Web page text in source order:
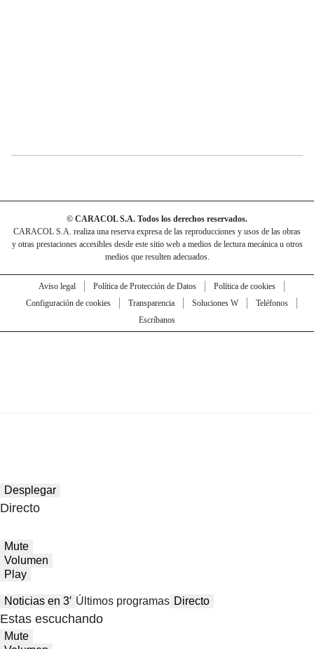
© CARACOL S.A. Todos los derechos reservados.
CARACOL S.A. realiza una reserva expresa de las reproducciones y usos de las obras
y otras prestaciones accesibles desde este sitio web a medios de lectura mecánica u otros
medios que resulten adecuados.
Aviso legal Política de Protección de Datos
Política de cookies
Configuración de cookies
Transparencia Soluciones W
Teléfonos
Escríbanos
Desplegar
Directo
Mute
Volumen
Play
Noticias en 3′ Últimos programas Directo
Estas escuchando
Mute